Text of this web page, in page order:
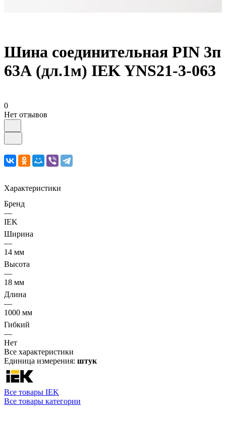
Шина соединительная PIN 3п
63А (дл.1м) IEK YNS21-3-063
0
Нет отзывов
Характеристики
Бренд
—
IEK
Ширина
—
14 мм
Высота
—
18 мм
Длина
—
1000 мм
Гибкий
—
Нет
Все характеристики
Единица измерения: штук
Все товары IEK
Все товары категории